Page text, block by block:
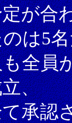
が合
は5
全員
、
承認